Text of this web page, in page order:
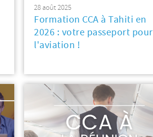
28 août 2025
Formation CCA à Tahiti en
2026 : votre passeport pour
l'aviation !